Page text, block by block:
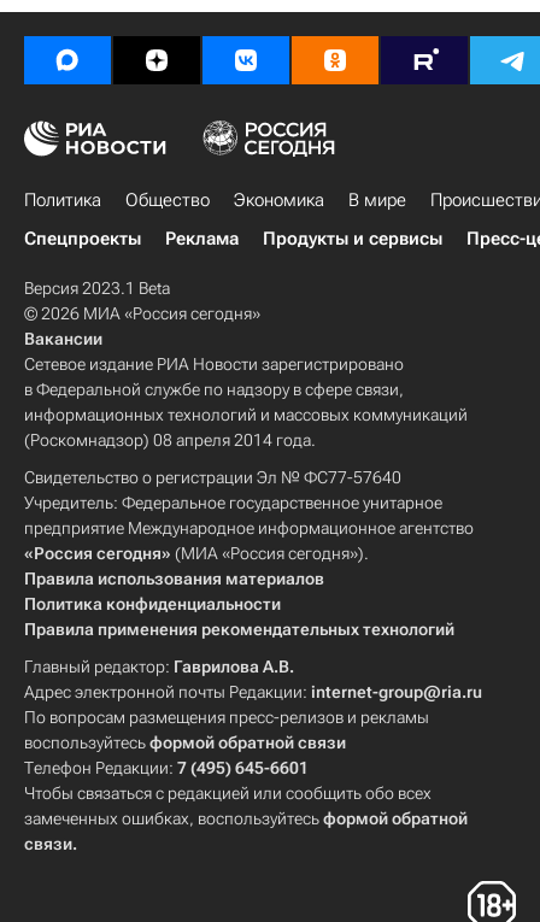
Микаэль Льодра
Политика Общество Экономика В мире
Спецпроекты
Реклама Продукты и сервисы Пресс-
Версия 2023.1 Beta
© 2026 МИА «Россия сегодня»
Вакансии
Сетевое издание РИА Новости зарегистрировано
в Федеральной службе по надзору в сфере связи,
информационных технологий и массовых коммуникаций
(Роскомнадзор) 08 апреля 2014 года.
Свидетельство о регистрации Эл № ФС77-57640
Учредитель: Федеральное государственное унитарное
предприятие Международное информационное агентство
«Россия сегодня» (МИА «Россия сегодня»).
Правила использования материалов
Политика конфиденциальности
Правила применения рекомендательных технологий
Главный редактор: Гаврилова А.В.
Адрес электронной почты Редакции: internet-group@ria.ru
По вопросам размещения пресс-релизов и рекламы
воспользуйтесьформой обратной связи
Телефон Редакции: 7 (495) 645-6601
Чтобы связаться с редакцией или сообщить обо всех
замеченных ошибках, воспользуйтесьформой обратной
связи.